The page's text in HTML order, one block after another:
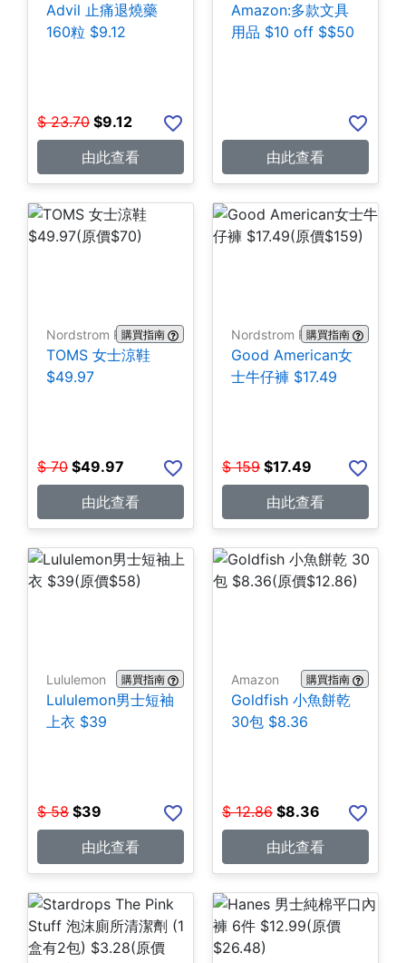
Advil 止痛退燒藥
160粒 $9.12
$ 23.70 $9.12
由此查看
Amazon:多款文具
用品 $10 off $$50
由此查看
Nordstrom Rack購買指南
TOMS 女士涼鞋
$49.97
$ 70 $49.97
由此查看
Nordstrom Rack購買指南
Good American女
士牛仔褲 $17.49
$ 159 $17.49
由此查看
Lululemon 購買指南
Lululemon男士短袖
上衣 $39
$ 58 $39
由此查看
Amazon 購買指南
Goldfish 小魚餅乾
30包 $8.36
$ 12.86 $8.36
由此查看